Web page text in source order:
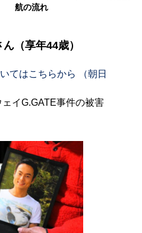
航の流れ
（享年44歳）
てはこちらから （朝日
イG.GATE事件の被害